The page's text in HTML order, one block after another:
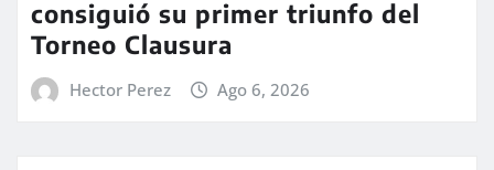
consiguió su primer triunfo del
Torneo Clausura
Hector Perez Ago 6, 2026